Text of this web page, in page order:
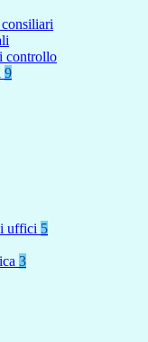
controllo
9
uffici 5
3